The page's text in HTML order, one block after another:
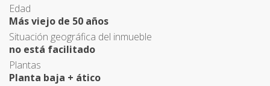
Edad
Más viejo de 50 años
Situación geográfica del inmueble
no está facilitado
Plantas
Planta baja + ático